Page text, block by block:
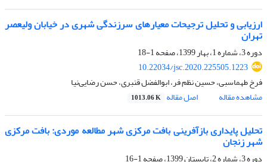
ارزیابی و تحلیل ترجیحات معیارهای سرزندگی شهری در خیابان ولیعصر
تهران
دوره 3، شماره 1، بهار 1399، صفحه
1-18
10.22034/jsc.2020.225505.1223
فرخ طهماسبی، حسین نظم فر، ابوالفضل قنبری، حسن رضایی‌نیا
مشاهده مقاله
اصل مقاله 1013.06 K
تحلیل پایداری بازآفرینی بافت مرکزی شهر مطالعه موردی: بافت مرکزی
شهر زنجان